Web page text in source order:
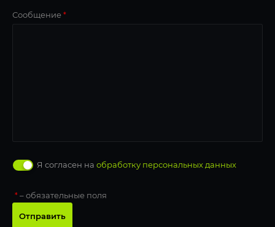
Сообщение *
Я согласен на обработку персональных данных
Отправить
* – обязательные поля